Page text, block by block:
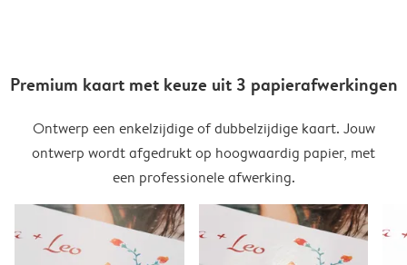
Premium kaart met keuze uit 3 papierafwerkingen
Ontwerp een enkelzijdige of dubbelzijdige kaart. Jouw
ontwerp wordt afgedrukt op hoogwaardig papier, met
een professionele afwerking.